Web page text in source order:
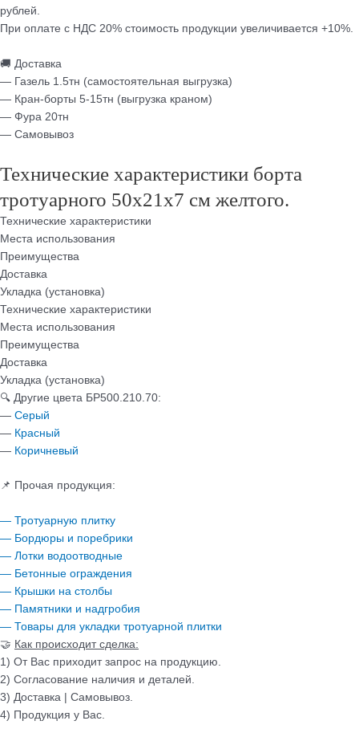
рублей.
При оплате с НДС 20% стоимость продукции увеличивается +10%.
🚚 Доставка
— Газель 1.5тн (самостоятельная выгрузка)
— Кран-борты 5-15тн (выгрузка краном)
— Фура 20тн
— Самовывоз
Технические характеристики борта
тротуарного 50х21х7 см желтого.
Технические характеристики
Места использования
Преимущества
Доставка
Укладка (установка)
Технические характеристики
Места использования
Преимущества
Доставка
Укладка (установка)
🔍 Другие цвета БР500.210.70:
— Серый
— Красный
— Коричневый
📌 Прочая продукция:
— Тротуарную плитку
— Бордюры и поребрики
— Лотки водоотводные
— Бетонные ограждения
— Крышки на столбы
— Памятники и надгробия
— Товары для укладки тротуарной плитки
🤝 Как происходит сделка:
1) От Вас приходит запрос на продукцию.
2) Согласование наличия и деталей.
3) Доставка | Самовывоз.
4) Продукция у Вас.